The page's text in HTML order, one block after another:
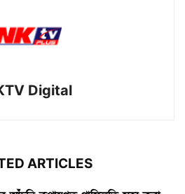
Digital
ARTICLES